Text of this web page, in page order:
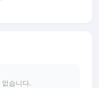
습니다.